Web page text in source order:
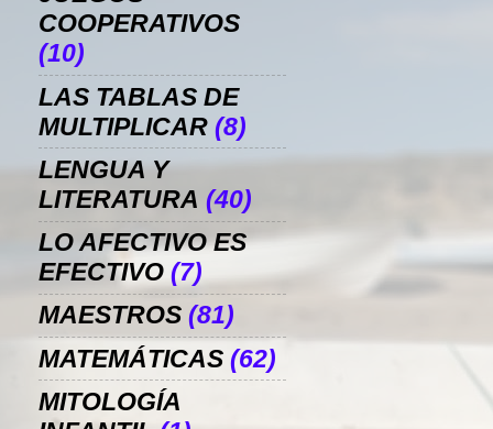
COOPERATIVOS
(10)
LAS TABLAS DE
MULTIPLICAR (8)
LENGUA Y
LITERATURA (40)
LO AFECTIVO ES
EFECTIVO (7)
MAESTROS (81)
MATEMÁTICAS (62)
MITOLOGÍA